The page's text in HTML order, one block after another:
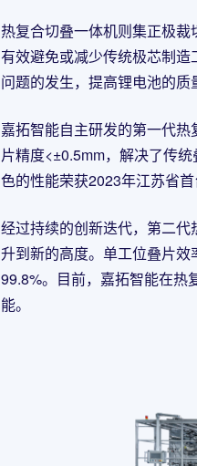
热复合切叠一体机则集正极
有效避免或减少传统极芯制
问题的发生，提高锂电池的质
嘉拓智能自主研发的第一代
片精度<±0.5mm，解决了传
色的性能荣获2023年江苏省首
经过持续的创新迭代，第二
升到新的高度。单工位叠片
99.8%。目前，嘉拓智能在热
能。